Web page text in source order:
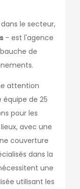
le secteur,
- est l'agence
de
attention
de 25
pour les
avec une
couverture
dans la
une
utilisant les